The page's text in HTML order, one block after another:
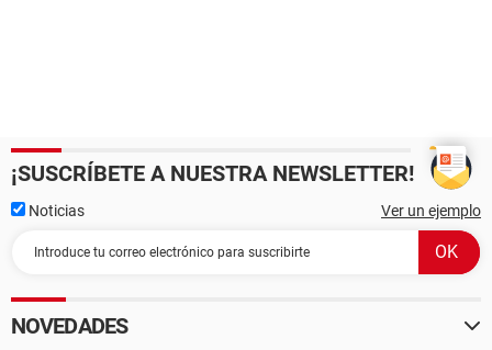
¡SUSCRÍBETE A NUESTRA NEWSLETTER!
Noticias Ver un ejemplo
NOVEDADES